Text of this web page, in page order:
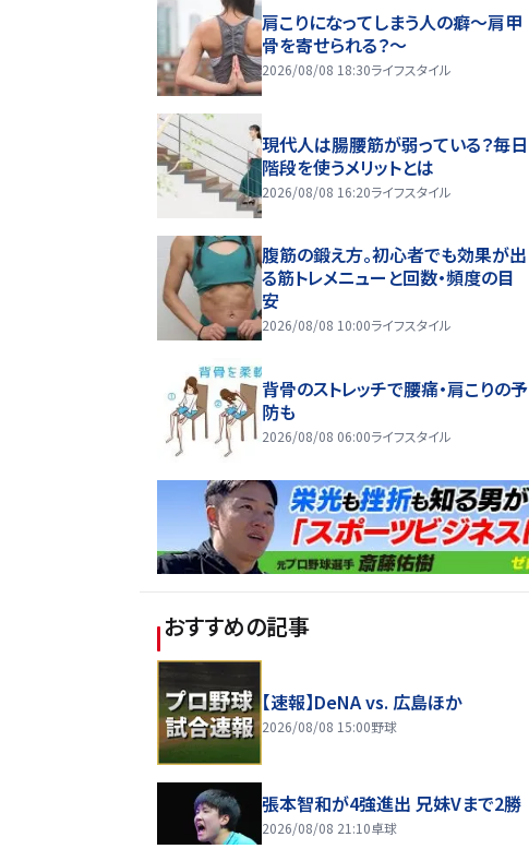
肩こりになってしまう人の癖～肩甲
骨を寄せられる？～
2026/08/08 18:30ライフスタイル
現代人は腸腰筋が弱っている？毎日
階段を使うメリットとは
2026/08/08 16:20ライフスタイル
腹筋の鍛え方。初心者でも効果が出
る筋トレメニューと回数・頻度の目
安
2026/08/08 10:00ライフスタイル
背骨のストレッチで腰痛・肩こりの予
防も
2026/08/08 06:00ライフスタイル
おすすめの記事
【速報】DeNA vs. 広島ほか
2026/08/08 15:00野球
張本智和が4強進出 兄妹Vまで2勝
2026/08/08 21:10卓球